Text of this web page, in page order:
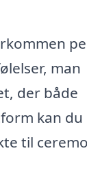
man
der både
kan du
til